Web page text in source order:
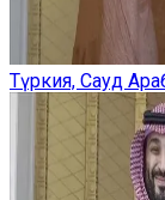
Түркия, Сауд